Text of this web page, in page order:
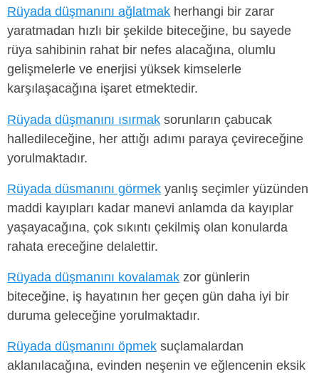
Rüyada düşmanını ağlatmak herhangi bir zarar
yaratmadan hızlı bir şekilde biteceğine, bu sayede
rüya sahibinin rahat bir nefes alacağına, olumlu
gelişmelerle ve enerjisi yüksek kimselerle
karşılaşacağına işaret etmektedir.
Rüyada düşmanını ısırmak sorunların çabucak
halledileceğine, her attığı adımı paraya çevireceğine
yorulmaktadır.
Rüyada düsmanını görmek yanlış seçimler yüzünden
maddi kayıpları kadar manevi anlamda da kayıplar
yaşayacağına, çok sıkıntı çekilmiş olan konularda
rahata ereceğine delalettir.
Rüyada düşmanını kovalamak zor günlerin
biteceğine, iş hayatının her geçen gün daha iyi bir
duruma geleceğine yorulmaktadır.
Rüyada düşmanını öpmek suçlamalardan
aklanılacağına, evinden neşenin ve eğlencenin eksik